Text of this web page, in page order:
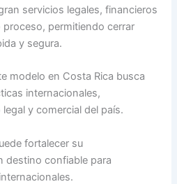
servicios legales, financieros
permitiendo cerrar
y segura.
modelo en Costa Rica busca
internacionales,
y comercial del país.
fortalecer su
destino confiable para